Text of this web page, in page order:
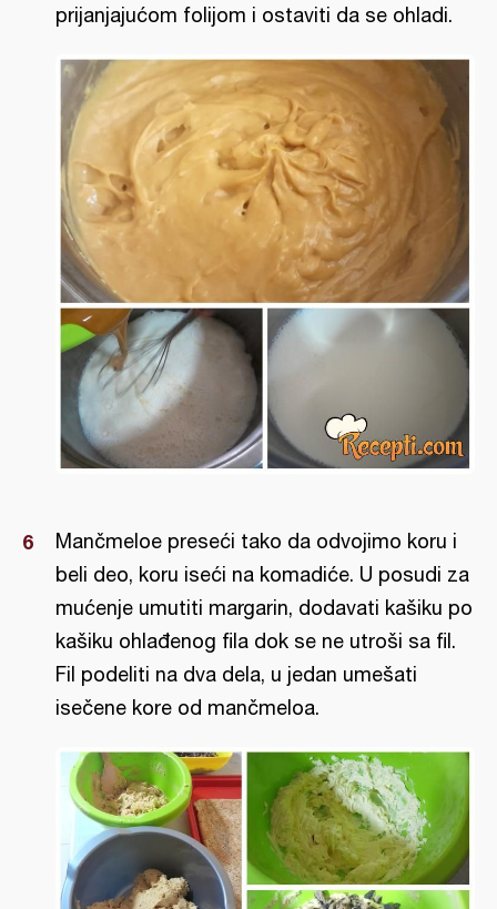
prijanjajućom folijom i ostaviti da se ohladi.
Mančmeloe preseći tako da odvojimo koru i
beli deo, koru iseći na komadiće. U posudi za
mućenje umutiti margarin, dodavati kašiku po
kašiku ohlađenog fila dok se ne utroši sa fil.
Fil podeliti na dva dela, u jedan umešati
isečene kore od mančmeloa.